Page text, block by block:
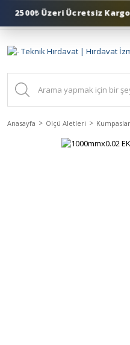
Anasayfa Ölçü Aletleri Kumpaslar
2500₺ Üzeri Ücretsiz Kargo